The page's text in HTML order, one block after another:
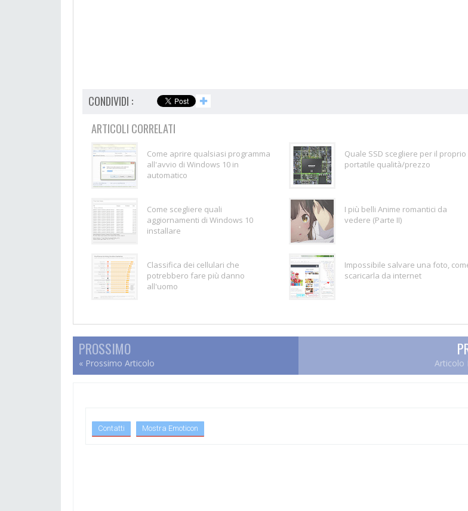
CONDIVIDI : ✚
ARTICOLI CORRELATI
Come aprire qualsiasi programma
all'avvio di Windows 10 in
automatico
Quale SSD scegliere per il proprio
portatile qualità/prezzo
Come scegliere quali
aggiornamenti di Windows 10
installare
I più belli Anime romantici da
vedere (Parte II)
Classifica dei cellulari che
potrebbero fare più danno
all'uomo
Impossibile salvare una foto,
scaricarla da internet
PROSSIMO
« Prossimo Articolo Articolo
Contatti Mostra Emoticon